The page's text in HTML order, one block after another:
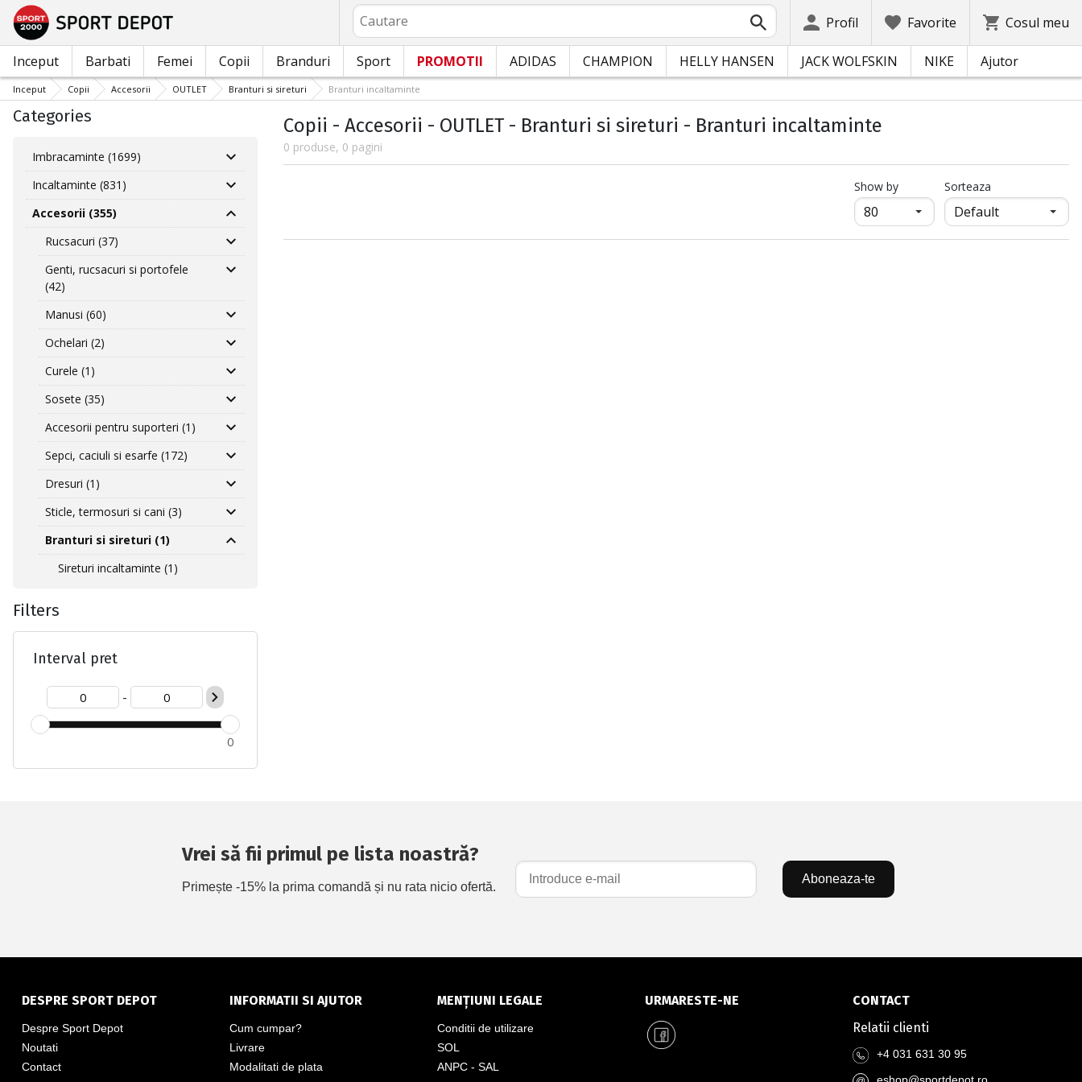
Cautare
Profil Favorite Cosul meu
Inceput Barbati Femei Copii Branduri Sport PROMOTII ADIDAS CHAMPION HELLY HANSEN JACK WOLFSKIN NIKE Ajutor
Inceput Copii Accesorii OUTLET Branturi si sireturi Branturi incaltaminte
Categories
Imbracaminte (1699)
Incaltaminte (831)
Accesorii (355)
Rucsacuri (37)
Genti, rucsacuri si portofele
(42)
Manusi (60)
Ochelari (2)
Curele (1)
Sosete (35)
Accesorii pentru suporteri (1)
Sepci, caciuli si esarfe (172)
Dresuri (1)
Sticle, termosuri si cani (3)
Branturi si sireturi (1)
Sireturi incaltaminte (1)
Filters
Interval pret
-
0
Copii - Accesorii - OUTLET - Branturi si sireturi - Branturi incaltaminte
0 produse, 0 pagini
Show byпродукти на страница
Sorteaza
Vrei să fii primul pe lista noastră?
Primește -15% la prima comandă și nu rata nicio ofertă.
Aboneaza-te
DESPRE SPORT DEPOT
Despre Sport Depot
Noutati
Contact
INFORMATII SI AJUTOR
Cum cumpar?
Livrare
Modalitati de plata
MENȚIUNI LEGALE
Conditii de utilizare
SOL
ANPC - SAL
URMARESTE-NE
CONTACT
Relatii clienti
+4 031 631 30 95